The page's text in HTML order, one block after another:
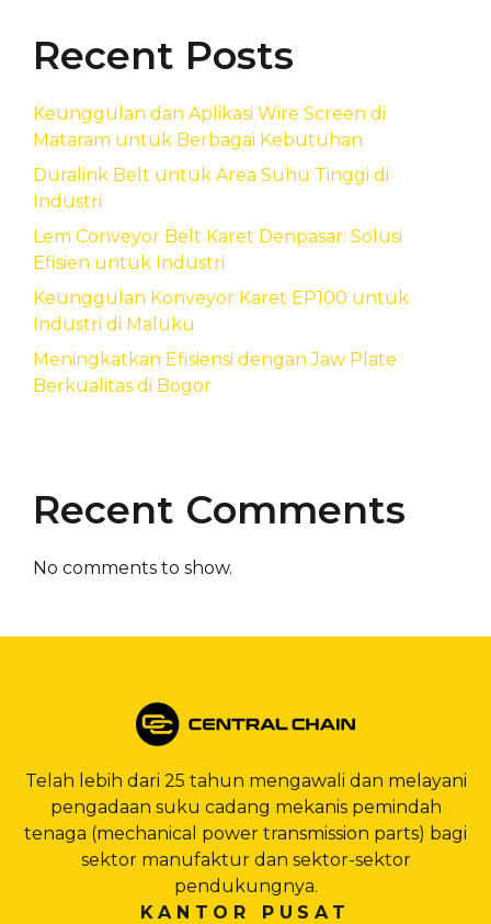
Recent Posts
Keunggulan dan Aplikasi Wire Screen di
Mataram untuk Berbagai Kebutuhan
Duralink Belt untuk Area Suhu Tinggi di
Industri
Lem Conveyor Belt Karet Denpasar: Solusi
Efisien untuk Industri
Keunggulan Konveyor Karet EP100 untuk
Industri di Maluku
Meningkatkan Efisiensi dengan Jaw Plate
Berkualitas di Bogor
Recent Comments
No comments to show.
Telah lebih dari 25 tahun mengawali dan melayani
pengadaan suku cadang mekanis pemindah
tenaga (mechanical power transmission parts) bagi
sektor manufaktur dan sektor-sektor
pendukungnya.
KANTOR PUSAT